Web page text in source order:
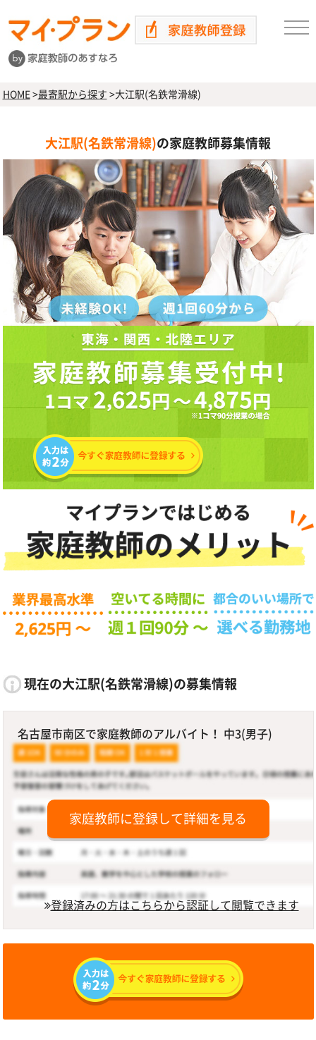
HOME>最寄駅から探す >大江駅(名鉄常滑線)
大江駅(名鉄常滑線)の家庭教師募集情報
現在の大江駅(名鉄常滑線)の募集情報
名古屋市南区で家庭教師のアルバイト！ 中3(男子)
家庭教師に登録して詳細を見る
登録済みの方はこちらから認証して閲覧できます